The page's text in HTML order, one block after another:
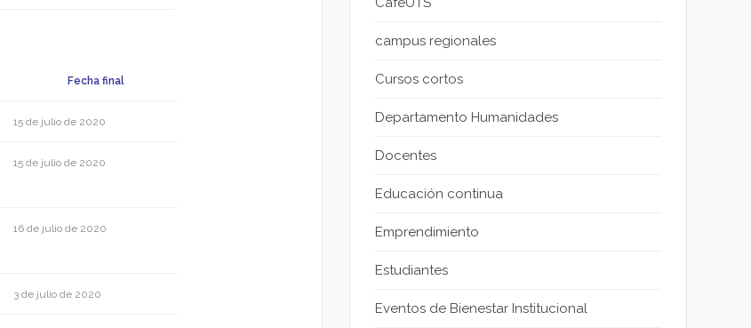
Fecha final
15 de julio de 2020
15 de julio de 2020
16 de julio de 2020
3 de julio de 2020
campus regionales
Cursos cortos
Departamento Humanidades
Docentes
Educación continua
Emprendimiento
Estudiantes
Eventos de Bienestar Institucional